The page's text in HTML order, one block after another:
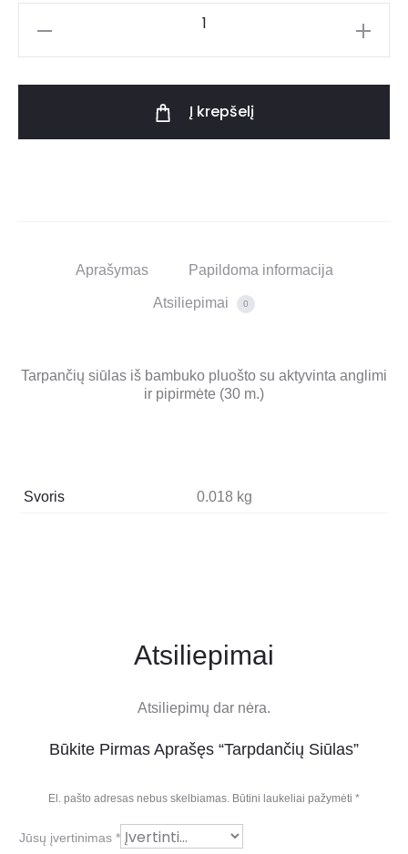
Į krepšelį
Aprašymas Papildoma informacija
Atsiliepimai 0
Tarpančių siūlas iš bambuko pluošto su aktyvinta anglimi
ir pipirmėte (30 m.)
Svoris 0.018 kg
Atsiliepimai
Atsiliepimų dar nėra.
Būkite Pirmas Aprašęs “Tarpdančių Siūlas”
El. pašto adresas nebus skelbiamas. Būtini laukeliai pažymėti *
Jūsų įvertinimas *